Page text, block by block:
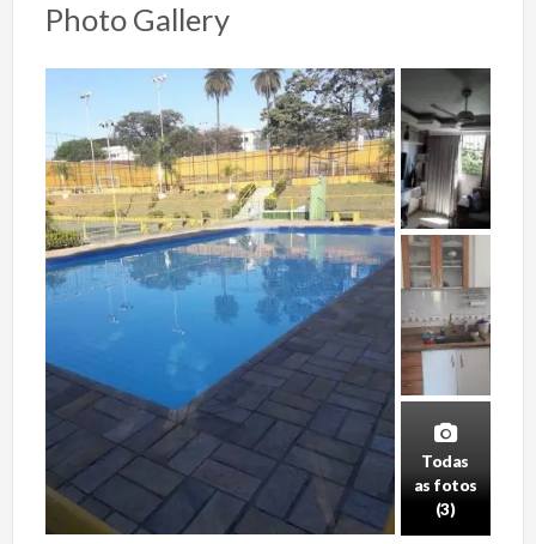
Photo Gallery
Todas
as fotos
(3)